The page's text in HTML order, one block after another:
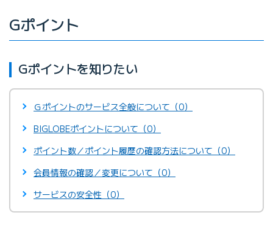
Gポイント
Gポイントを知りたい
Ｇポイントのサービス全般について（0）
BIGLOBEポイントについて（0）
ポイント数／ポイント履歴の確認方法について（0）
会員情報の確認／変更について（0）
サービスの安全性（0）